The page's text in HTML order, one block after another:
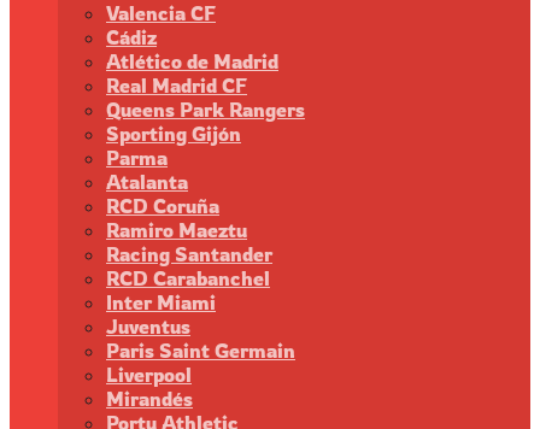
Valencia CF
Cádiz
Atlético de Madrid
Real Madrid CF
Queens Park Rangers
Sporting Gijón
Parma
Atalanta
RCD Coruña
Ramiro Maeztu
Racing Santander
RCD Carabanchel
Inter Miami
Juventus
Paris Saint Germain
Liverpool
Mirandés
Portu Athletic